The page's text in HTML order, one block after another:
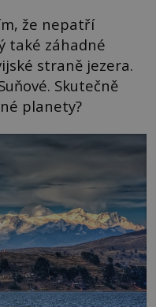
že nepatří
také záhadné
straně jezera.
Skutečně
planety?